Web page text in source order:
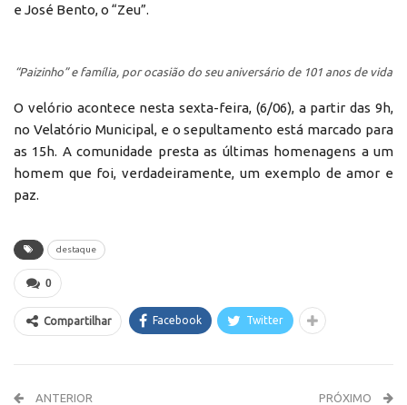
e José Bento, o “Zeu”.
“Paizinho” e família, por ocasião do seu aniversário de 101 anos de vida
O velório acontece nesta sexta-feira, (6/06), a partir das 9h,
no Velatório Municipal, e o sepultamento está marcado para
as 15h. A comunidade presta as últimas homenagens a um
homem que foi, verdadeiramente, um exemplo de amor e
paz.
destaque
0
Compartilhar Facebook Twitter
ANTERIOR PRÓXIMO